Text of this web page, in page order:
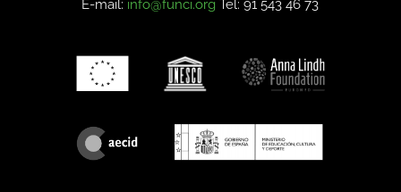
E-mail: info@funci.org Tel: 91 543 46 73